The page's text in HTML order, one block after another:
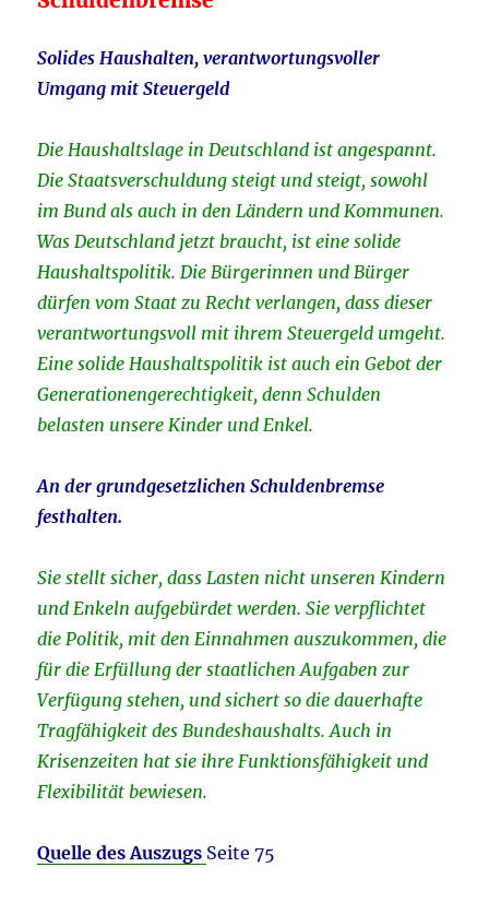
Solides Haushalten, verantwortungsvoller
Umgang mit Steuergeld
Die Haushaltslage in Deutschland ist angespannt.
Die Staatsverschuldung steigt und steigt, sowohl
im Bund als auch in den Ländern und Kommunen.
Was Deutschland jetzt braucht, ist eine solide
Haushaltspolitik. Die Bürgerinnen und Bürger
dürfen vom Staat zu Recht verlangen, dass dieser
verantwortungsvoll mit ihrem Steuergeld umgeht.
Eine solide Haushaltspolitik ist auch ein Gebot der
Generationengerechtigkeit, denn Schulden
belasten unsere Kinder und Enkel.
An der grundgesetzlichen Schuldenbremse
festhalten.
Sie stellt sicher, dass Lasten nicht unseren Kindern
und Enkeln aufgebürdet werden. Sie verpflichtet
die Politik, mit den Einnahmen auszukommen, die
für die Erfüllung der staatlichen Aufgaben zur
Verfügung stehen, und sichert so die dauerhafte
Tragfähigkeit des Bundeshaushalts. Auch in
Krisenzeiten hat sie ihre Funktionsfähigkeit und
Flexibilität bewiesen.
Quelle des Auszugs Seite 75